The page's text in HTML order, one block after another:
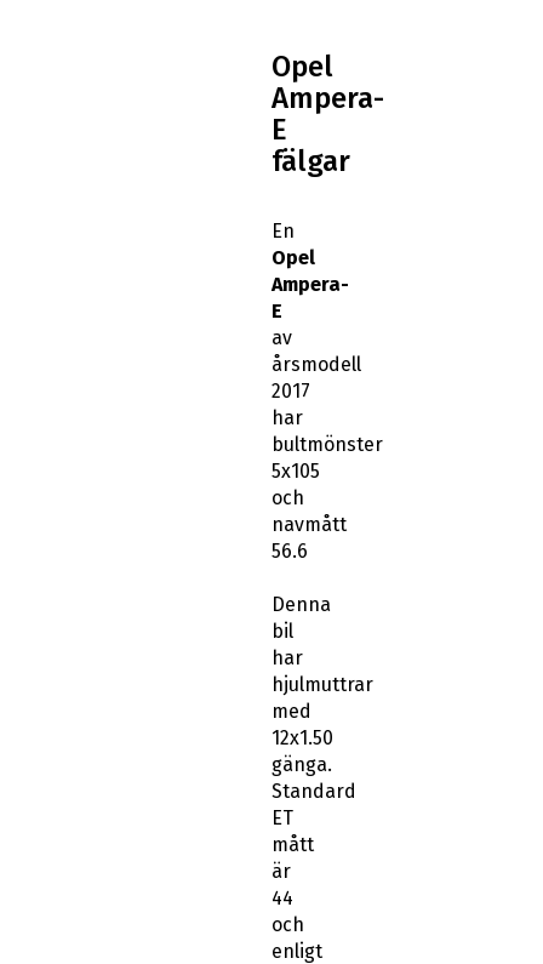
Opel
Ampera-
E
fälgar
En
Opel
Ampera-
E
av
årsmodell
2017
har
bultmönster
5x105
och
navmått
56.6
Denna
bil
har
hjulmuttrar
med
12x1.50
gänga.
Standard
ET
mått
är
44
och
enligt